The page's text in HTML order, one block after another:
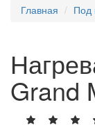
Главная
Под
Grand